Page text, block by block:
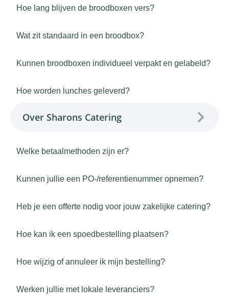
Hoe lang blijven de broodboxen vers?
Wat zit standaard in een broodbox?
Kunnen broodboxen individueel verpakt en gelabeld?
Hoe worden lunches geleverd?
Over Sharons Catering
Welke betaalmethoden zijn er?
Kunnen jullie een PO-/referentienummer opnemen?
Heb je een offerte nodig voor jouw zakelijke catering?
Hoe kan ik een spoedbestelling plaatsen?
Hoe wijzig of annuleer ik mijn bestelling?
Werken jullie met lokale leveranciers?